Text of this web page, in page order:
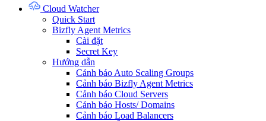
Cloud Watcher
Quick Start
Bizfly Agent Metrics
Cài đặt
Secret Key
Hướng dẫn
Cảnh báo Auto Scaling Groups
Cảnh báo Bizfly Agent Metrics
Cảnh báo Cloud Servers
Cảnh báo Hosts/ Domains
Cảnh báo Load Balancers